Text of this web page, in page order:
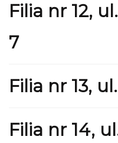
Filia nr 12,
7
Filia nr 13,
Filia nr 14,